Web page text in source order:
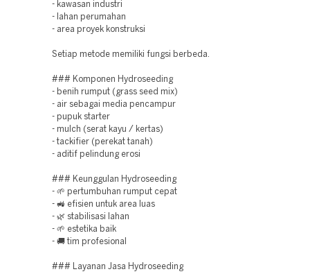
- kawasan industri
- lahan perumahan
- area proyek konstruksi
Setiap metode memiliki fungsi berbeda.
### Komponen Hydroseeding
- benih rumput (grass seed mix)
- air sebagai media pencampur
- pupuk starter
- mulch (serat kayu / kertas)
- tackifier (perekat tanah)
- aditif pelindung erosi
### Keunggulan Hydroseeding
- 🌱 pertumbuhan rumput cepat
- 🚜 efisien untuk area luas
- 🌿 stabilisasi lahan
- 🌱 estetika baik
- 🚚 tim profesional
### Layanan Jasa Hydroseeding